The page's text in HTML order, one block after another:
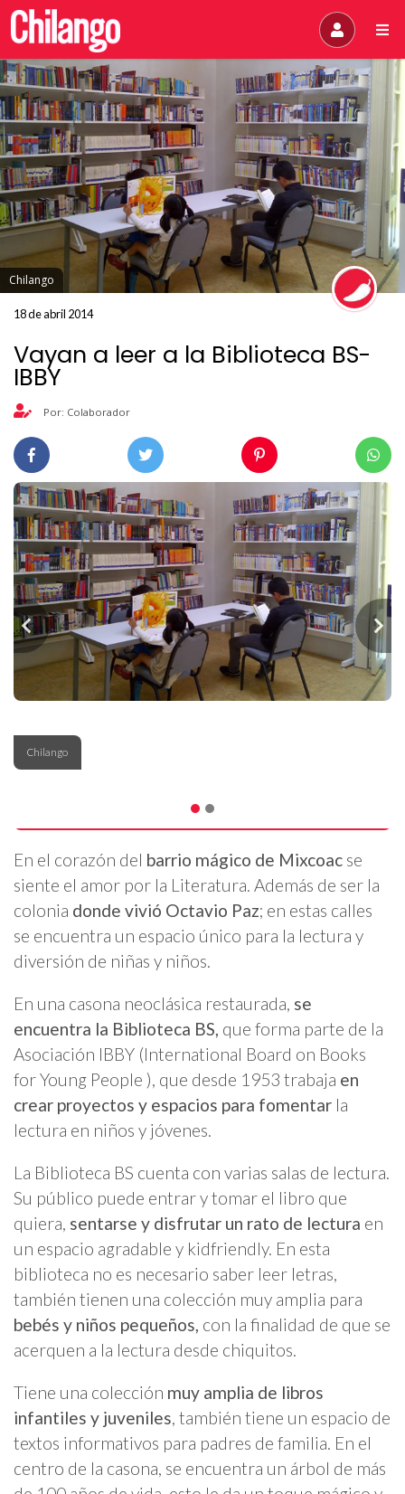
Chilango
18 de abril 2014
Vayan a leer a la Biblioteca BS-
IBBY
Por: Colaborador
Chilango
En el corazón del barrio mágico de Mixcoac se
siente el amor por la Literatura. Además de ser la
colonia donde vivió Octavio Paz; en estas calles
se encuentra un espacio único para la lectura y
diversión de niñas y niños.
En una casona neoclásica restaurada, se
encuentra la Biblioteca BS, que forma parte de la
Asociación IBBY (International Board on Books
for Young People ), que desde 1953 trabaja en
crear proyectos y espacios para fomentar la
lectura en niños y jóvenes.
La Biblioteca BS cuenta con varias salas de lectura.
Su público puede entrar y tomar el libro que
quiera, sentarse y disfrutar un rato de lectura en
un espacio agradable y kidfriendly. En esta
biblioteca no es necesario saber leer letras,
también tienen una colección muy amplia para
bebés y niños pequeños, con la finalidad de que se
acerquen a la lectura desde chiquitos.
Tiene una colección muy amplia de libros
infantiles y juveniles, también tiene un espacio de
textos informativos para padres de familia. En el
centro de la casona, se encuentra un árbol de más